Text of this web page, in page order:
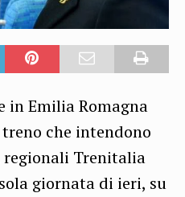
in Emilia Romagna
che intendono
regionali Trenitalia
giornata di ieri, su